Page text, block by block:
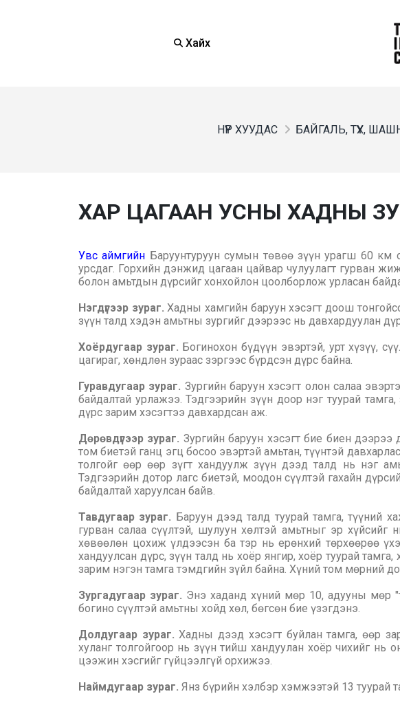
Хайх
НҮҮР ХУУДАС БАЙГАЛЬ, ТҮҮХ,
ХАР ЦАГААН УСНЫ ХАДНЫ
Увс аймгийн Баруунтуруун сумын төвөө зүүн урагш 60
урсдаг. Горхийн дэнжид цагаан цайвар чулуулагт гурван
болон амьтдын дүрсийг хонхойлон цоолборлож урласан
Нэгдүгээр зураг.Хадны хамгийн баруун хэсэгт доош
зүүн талд хэдэн амьтны зургийг дээрээс нь давхардуулан
Хоёрдугаар зураг. Богинохон бүдүүн эвэртэй, урт хүзүү,
цагираг, хөндлөн зураас зэргээс бүрдсэн дүрс байна.
Гуравдугаар зураг. Зургийн баруун хэсэгт олон салаа
байдалтай урлажээ. Тэдгээрийн зүүн доор нэг туурай
дүрс зарим хэсэгтээ давхардсан аж.
Дөрөвдүгээр зураг. Зургийн баруун хэсэгт бие биен
том биетэй ганц эгц босоо эвэртэй амьтан, түүнтэй
толгойг өөр өөр зүгт хандуулж зүүн дээд талд нь нэг
Тэдгээрийн дотор лагс биетэй, моодон сүүлтэй гахайн
байдалтай харуулсан байв.
Тавдугаар зураг. Баруун дээд талд туурай тамга, түүний
гурван салаа сүүлтэй, шулуун хөлтэй амьтныг эр
хөвөөлөн цохиж үлдээсэн ба тэр нь ерөнхий төрхөөрөө
хандуулсан дүрс, зүүн талд нь хоёр янгир, хоёр туурай
зарим нэгэн тамга тэмдгийн зүйл байна. Хүний том мөрний
Зургадугаар зураг. Энэ хаданд хүний мөр 10, адууны мөр
богино сүүлтэй амьтны хойд хөл, бөгсөн бие үзэгдэнэ.
Долдугаар зураг.Хадны дээд хэсэгт буйлан тамга, өөр
хуланг толгойгоор нь зүүн тийш хандуулан хоёр чихийг
цээжин хэсгийг гүйцээлгүй орхижээ.
Наймдугаар зураг. Янз бүрийн хэлбэр хэмжээтэй 13 туурай